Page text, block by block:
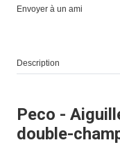
Envoyer à un ami
Description
Peco -
double-